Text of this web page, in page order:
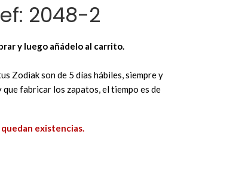
2048-2
y luego añádelo al carrito.
Zodiak son de 5 días hábiles, siempre y
fabricar los zapatos, el tiempo es de
existencias.